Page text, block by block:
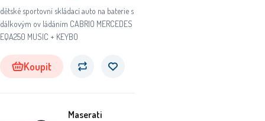
dětské sportovní skládací auto na baterie s
dálkovým ov ládáním CABRIO MERCEDES
EQA250 MUSIC + KEYBO
Koupit
Maserati